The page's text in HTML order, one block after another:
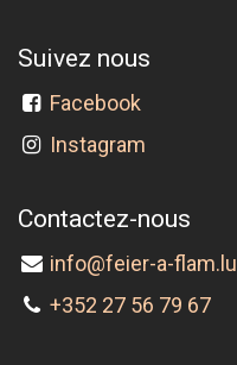
Suivez nous
Facebook
Instagram
Contactez-nous
info@feier-a-flam.lu
+352 27 56 79 67